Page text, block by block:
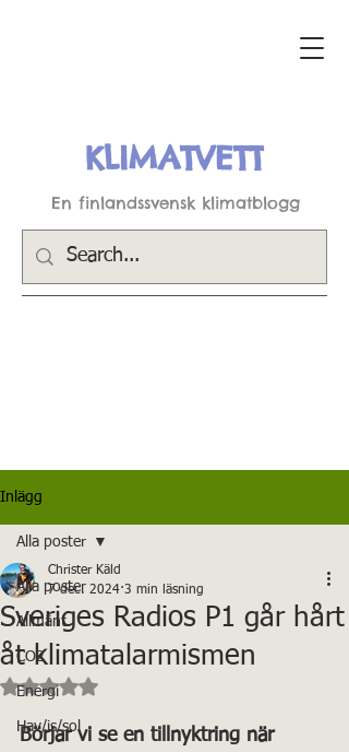
KLIMATVETT
En finlandssvensk klimatblogg
Inlägg
Alla poster
Allmänt
CO2
Energi
Hav/is/sol
Alla poster
Sveriges Radios P1 går hårt
åt klimatalarmismen
Christer Käld
7 dec. 2024 3 min läsning
Betygsatt till NaN av 5 stjärnor.
Börjar vi se en tillnyktring när